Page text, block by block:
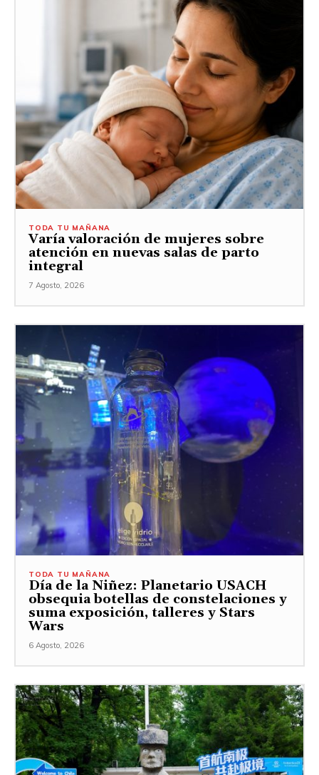
TODA TU MAÑANA
Varía valoración de mujeres sobre
atención en nuevas salas de parto
integral
7 Agosto, 2026
TODA TU MAÑANA
Día de la Niñez: Planetario USACH
obsequia botellas de constelaciones y
suma exposición, talleres y Stars
Wars
6 Agosto, 2026